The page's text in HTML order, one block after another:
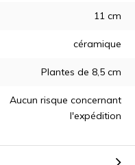
11 cm
céramique
Plantes de 8,5 cm
Aucun risque concernant
l'expédition